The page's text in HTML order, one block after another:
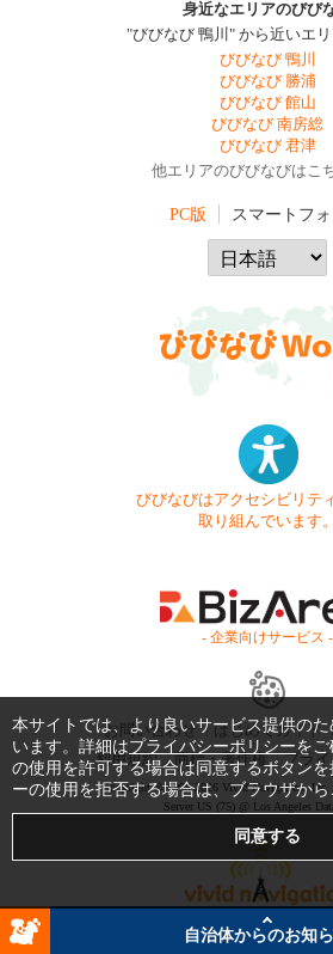
身近なエリアのびび
"びびなび 鴨川" から近いエ
びびなび 鴨川
びびなび 勝浦
びびなび 館山
びびなび 南房総
びびなび 君津
他エリアのびびなびはこ
PC版 スマートフ
びびなびはアクセシビリテ
取り組んでいます。
- 企業向けサービス -
お問い合わせ はじめてガイド
利用規約
商標・著作権 プライ
Copyright © 1999-2026 Vivid Navigation, Inc.
Server US (75) @ Los Angeles
自治体からのお知
本サイトでは、より良いサービス提供の
います。詳細はプライバシーポリシーを
の使用を許可する場合は同意するボタン
ーの使用を拒否する場合は、ブラウザから